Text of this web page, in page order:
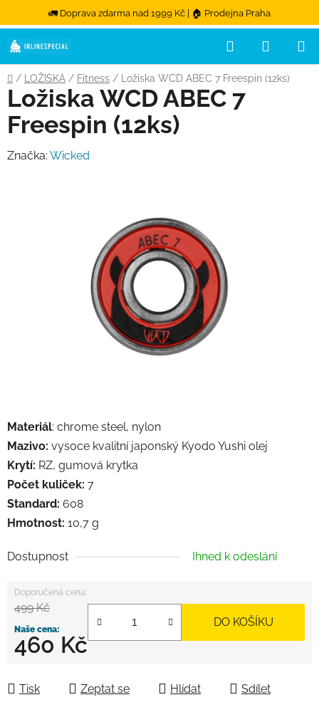
🚛 Doprava zdarma nad 1999 Kč | 🏠 Prodejna Praha
Přejít na obsah
Hledat
Domů
/ LOŽISKA / Fitness / Ložiska WCD ABEC 7 Freespin (12ks)
Materiál: chrome steel, nylon
Mazivo: vysoce kvalitní japonský Kyodo Yushi olej
Krytí: RZ, gumová krytka
Počet kuliček: 7
Standard: 608
Hmotnost: 10,7 g
Dostupnost Ihned k odeslání
499 Kč
460 Kč
DO KOŠÍKU
Tisk Zeptat se Hlídat Sdílet
Ložiska WCD ABEC 7
Freespin (12ks)
Značka: Wicked